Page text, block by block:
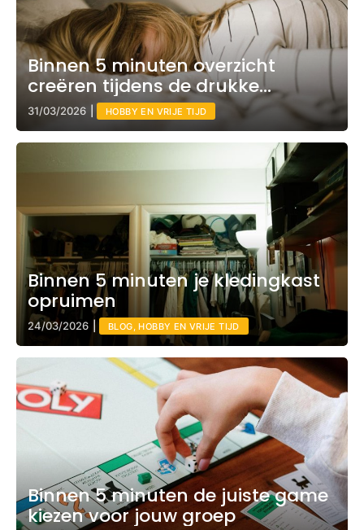
Binnen 5 minuten overzicht
creëren tijdens de drukke
momenten
31/03/2026 HOBBY EN VRIJE TIJD
Binnen 5 minuten je kledingkast
opruimen
24/03/2026 BLOG, HOBBY EN VRIJE TIJD
Binnen 5 minuten de juiste game
kiezen voor jouw groep